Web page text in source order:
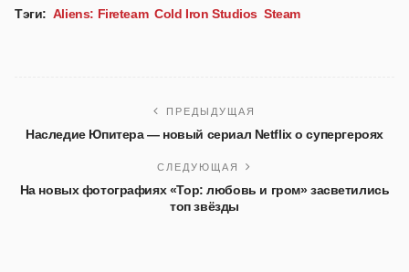
Тэги: Aliens: Fireteam Cold Iron Studios Steam
ПРЕДЫДУЩАЯ
Наследие Юпитера — новый сериал Netflix о супергероях
СЛЕДУЮЩАЯ
На новых фотографиях «Тор: любовь и гром» засветились
топ звёзды